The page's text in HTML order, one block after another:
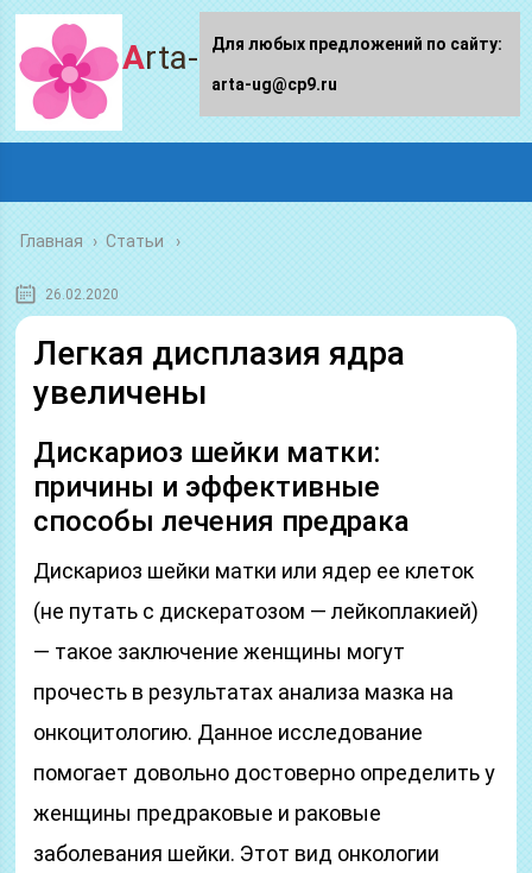
Arta-ug.ru
Главная › Статьи
26.02.2020
Легкая дисплазия ядра
увеличены
Дискариоз шейки матки:
причины и эффективные
способы лечения предрака
Дискариоз шейки матки или ядер ее клеток
(не путать с дискератозом — лейкоплакией)
— такое заключение женщины могут
прочесть в результатах анализа мазка на
онкоцитологию. Данное исследование
помогает довольно достоверно определить у
женщины предраковые и раковые
заболевания шейки. Этот вид онкологии
Для любых предложений по сайту:
arta-ug@cp9.ru